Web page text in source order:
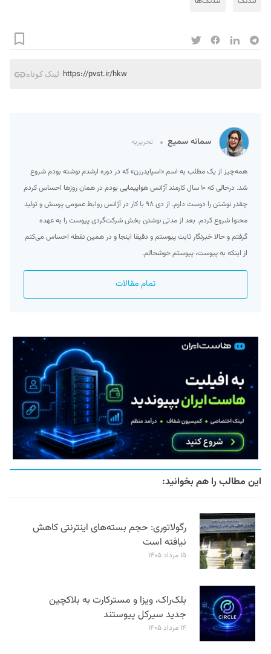
لینک کوتاه https://pvst.ir/hkw
سمانه سمیع تحریریه
همه‌چیز از یک مطلب به اسم «اسپایدرزن» که در دوره ارشدم نوشته بودم شروع
شد. درحالی که ۱۰ سال کارمند آژانس هواپیمایی بودم در همان روزها احساس کردم
چقدر نوشتن را دوست دارم. از دی ۹۸ با کار در آژانس روابط عمومی پرسش و تولید
محتوا شروع کردم. بعد از مدتی نوشتن بخش شرکت‌گردی پیوست را به عهده
گرفتم و حالا خبرنگار ثابت پیوستم و دقیقا اینجا و در همین نقطه احساس می‌کنم
از اینکه به پیوست، پیوستم خوشحالم.
تمام مقالات
این مطالب را هم بخوانید:
رگولاتوری: حجم بسته‌های اینترنتی کاهش
نیافته است
۱۵ مرداد ۱۴۰۵
بلک‌راک، ویزا و مسترکارت به بلاکچین
جدید سیرکل پیوستند
۱۴ مرداد ۱۴۰۵